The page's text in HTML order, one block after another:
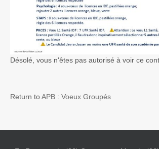
Désolé, vous n'êtes pas autorisé à voir ce
Return toAPB : Voeux Groupés